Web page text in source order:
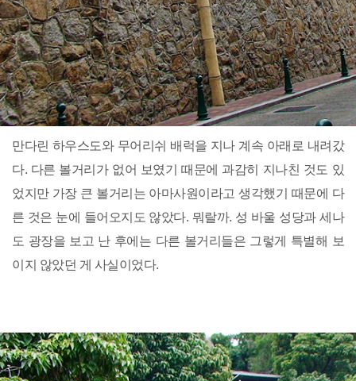
만다린 하우스도와 무어리쉬 배럭을 지나 계속 아래로 내려갔
다. 다른 볼거리가 없어 보였기 때문에 과감히 지나친 것도 있
었지만 가장 큰 볼거리는 아마사원이라고 생각했기 때문에 다
른 것은 눈에 들어오지도 않았다. 뭐랄까. 성 바울 성당과 세나
도 광장을 보고 난 후에는 다른 볼거리들은 그렇게 특별해 보
이지 않았던 게 사실이었다.